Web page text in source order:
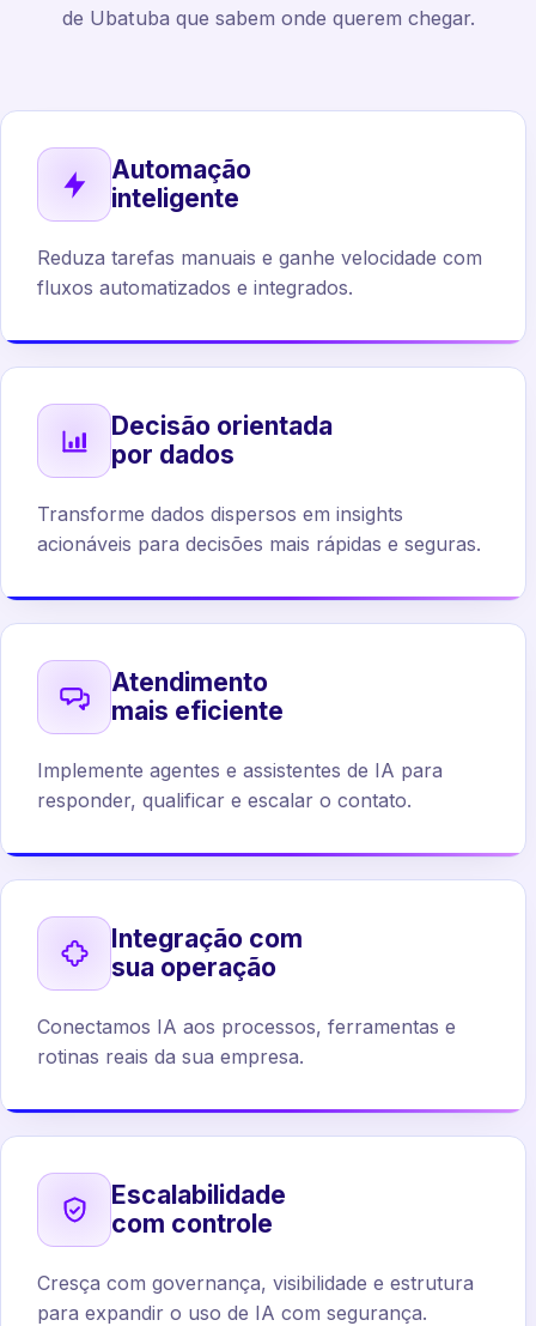
de Ubatuba que sabem onde querem chegar.
Automação
inteligente
Reduza tarefas manuais e ganhe velocidade com
fluxos automatizados e integrados.
Decisão orientada
por dados
Transforme dados dispersos em insights
acionáveis para decisões mais rápidas e seguras.
Atendimento
mais eficiente
Implemente agentes e assistentes de IA para
responder, qualificar e escalar o contato.
Integração com
sua operação
Conectamos IA aos processos, ferramentas e
rotinas reais da sua empresa.
Escalabilidade
com controle
Cresça com governança, visibilidade e estrutura
para expandir o uso de IA com segurança.